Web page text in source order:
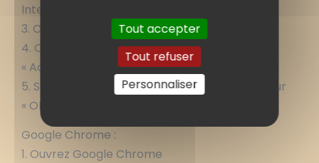
Internet »
3. Cliquez sur l’onglet « Confidentialité »
4. Cliquez sur « Avancé » et décochez
« Accepter »
5. Sauvegardez vos préférences en cliquant sur
« OK »
Google Chrome :
1. Ouvrez Google Chrome
Tout accepter
Tout refuser
Personnaliser